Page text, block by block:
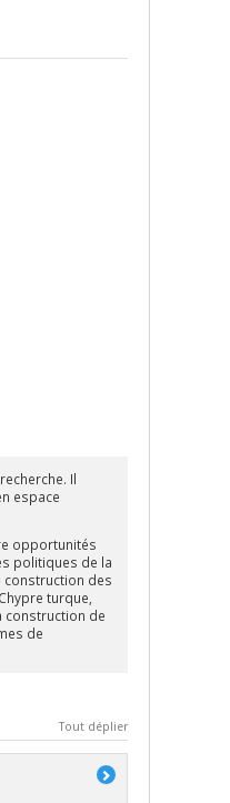
Il
espace
opportunités
politiques de la
construction des
turque,
construction de
de
Tout déplier